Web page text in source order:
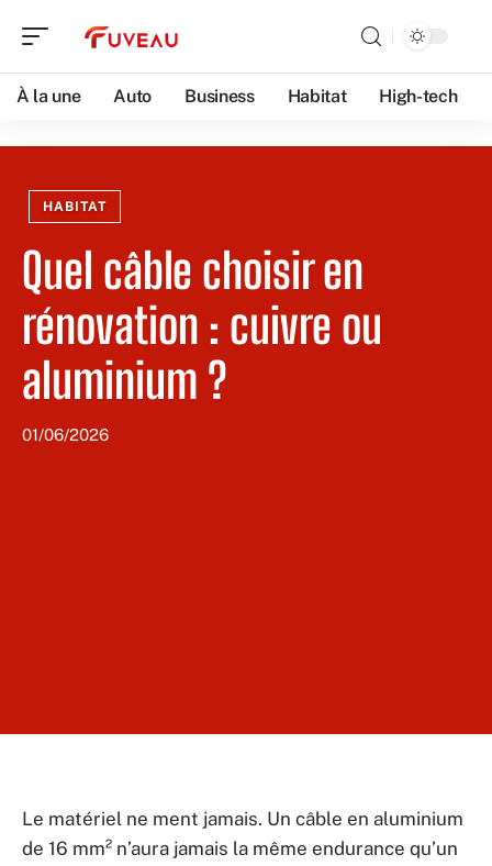
À la une Auto Business Habitat High-tech
HABITAT
Quel câble choisir en
rénovation : cuivre ou
aluminium ?
01/06/2026
Le matériel ne ment jamais. Un câble en aluminium
de 16 mm² n’aura jamais la même endurance qu’un